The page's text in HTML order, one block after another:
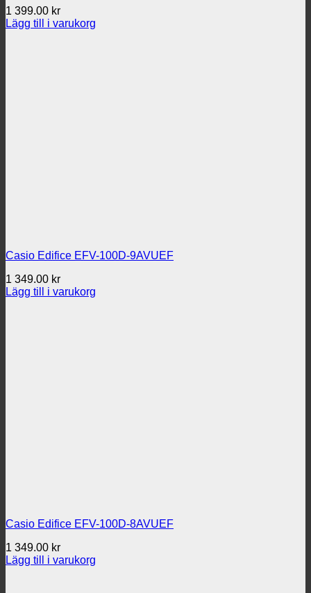
1 399.00 kr
Lägg till i varukorg
Casio Edifice EFV-100D-9AVUEF
1 349.00 kr
Lägg till i varukorg
Casio Edifice EFV-100D-8AVUEF
1 349.00 kr
Lägg till i varukorg